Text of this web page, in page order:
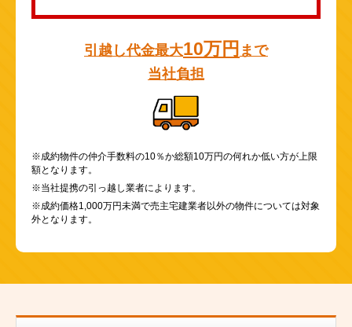
引越し代金最大10万円 まで
当社負担
※成約物件の仲介手数料の10％か総額10万円の何れか低い方が上限
額となります。
※当社提携の引っ越し業者によります。
※成約価格1,000万円未満で売主宅建業者以外の物件については対象
外となります。